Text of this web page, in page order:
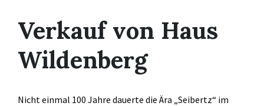
Verkauf von Haus
Wildenberg
Nicht einmal 100 Jahre dauerte die Ära „Seibertz“ im